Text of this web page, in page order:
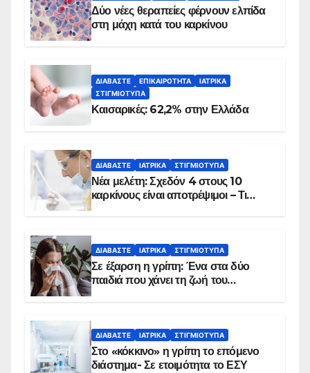
Δύο νέες θεραπείες φέρνουν ελπίδα
στη μάχη κατά του καρκίνου
ΔΙΑΒΆΣΤΕ ΕΠΙΚΑΙΡΌΤΗΤΑ
ΙΑΤΡΙΚΆ
ΣΤΙΓΜΙΌΤΥΠΑ
Καισαρικές: 62,2% στην Ελλάδα
ΔΙΑΒΆΣΤΕ ΙΑΤΡΙΚΆ ΣΤΙΓΜΙΌΤΥΠΑ
Νέα μελέτη: Σχεδόν 4 στους 10
καρκίνους είναι αποτρέψιμοι – Τι
ΔΙΑΒΆΣΤΕ ΙΑΤΡΙΚΆ ΣΤΙΓΜΙΌΤΥΠΑ
Σε έξαρση η γρίπη: Ένα στα δύο
παιδιά που χάνει τη ζωή του
ΔΙΑΒΆΣΤΕ ΙΑΤΡΙΚΆ ΣΤΙΓΜΙΌΤΥΠΑ
Στο «κόκκινο» η γρίπη το επόμενο
διάστημα- Σε ετοιμότητα το ΕΣΥ